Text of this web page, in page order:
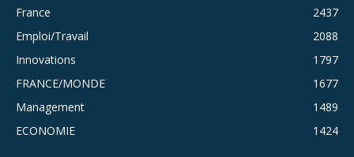
France
2437
Emploi/Travail
2088
Innovations
1797
FRANCE/MONDE
1677
Management
1489
ECONOMIE
1424